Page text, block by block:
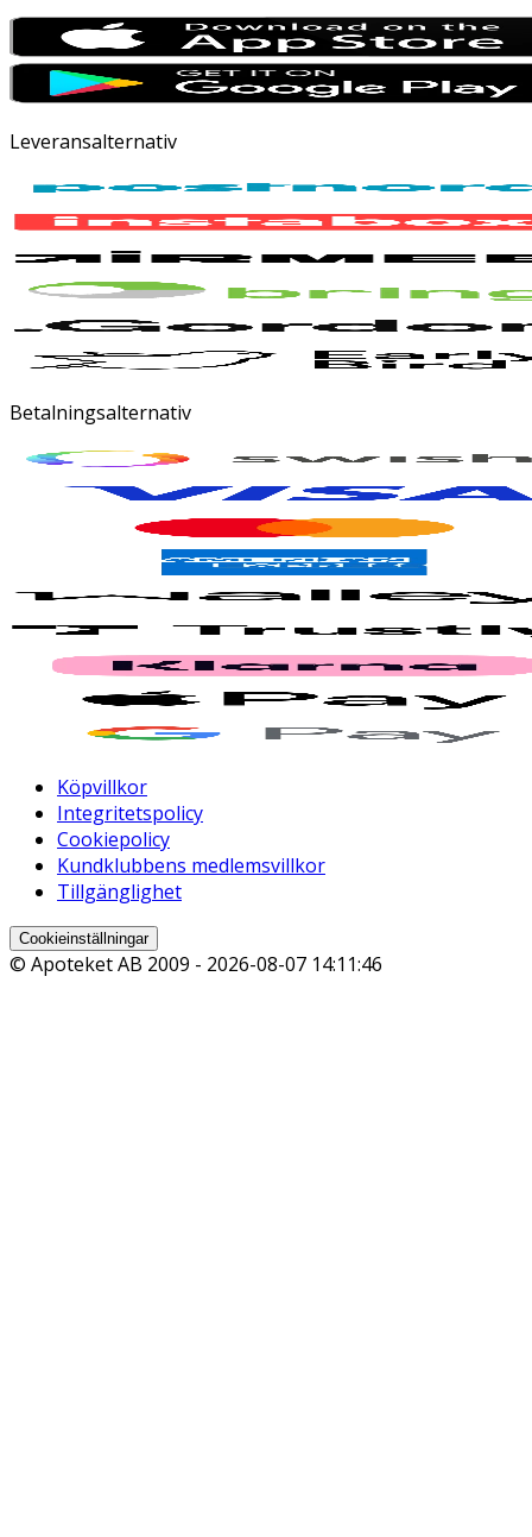
Leveransalternativ
Betalningsalternativ
Köpvillkor
Integritetspolicy
Cookiepolicy
Kundklubbens medlemsvillkor
Tillgänglighet
Cookieinställningar
© Apoteket AB 2009 - 2026-08-07 14:11:46